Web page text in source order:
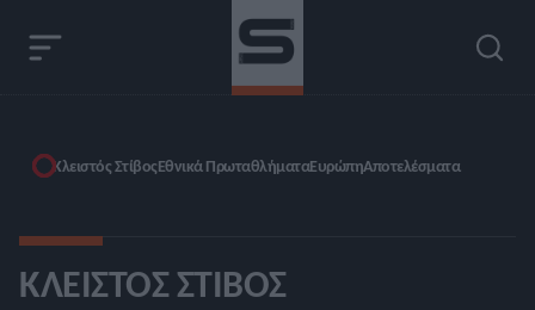
Κλειστός ΣτίβοςΕθνικά ΠρωταθλήματαΕυρώπηΑποτελέσματα
ΚΛΕΙΣΤΌΣ ΣΤΊΒΟΣ